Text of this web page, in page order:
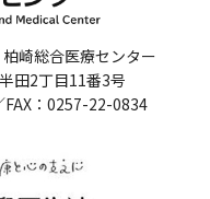
崎総合医療センター
田2丁目11番3号
：0257-22-0834